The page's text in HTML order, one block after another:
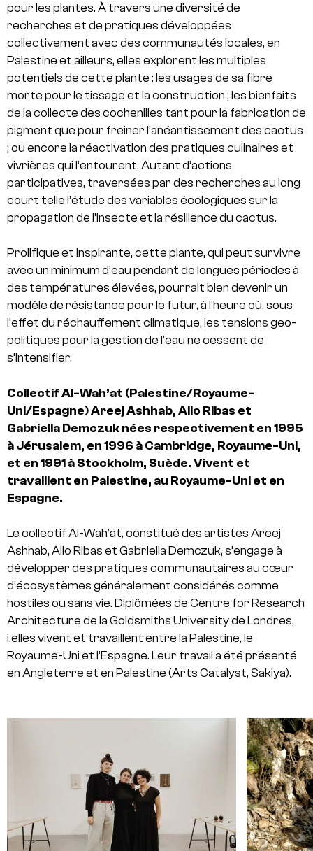
pour les plantes. À travers une diversité de
recherches et de pratiques développées
collectivement avec des communautés locales, en
Palestine et ailleurs, elles explorent les multiples
potentiels de cette plante : les usages de sa fibre
morte pour le tissage et la construction ; les bienfaits
de la collecte des cochenilles tant pour la fabrication de
pigment que pour freiner l’anéantissement des cactus
; ou encore la réactivation des pratiques culinaires et
vivrières qui l’entourent. Autant d’actions
participatives, traversées par des recherches au long
court telle l’étude des variables écologiques sur la
propagation de l’insecte et la résilience du cactus.
Prolifique et inspirante, cette plante, qui peut survivre
avec un minimum d’eau pendant de longues périodes à
des températures élevées, pourrait bien devenir un
modèle de résistance pour le futur, à l’heure où, sous
l’effet du réchauffement climatique, les tensions geo-
politiques pour la gestion de l’eau ne cessent de
s’intensifier.
Collectif Al-Wah’at (Palestine/Royaume-
Uni/Espagne)Areej Ashhab, Ailo Ribas et
Gabriella Demczuk nées respectivement en 1995
à Jérusalem, en 1996 à Cambridge, Royaume-Uni,
et en 1991 à Stockholm, Suède. Vivent et
travaillent en Palestine, au Royaume-Uni et en
Espagne.
Le collectif Al-Wah’at, constitué des artistes Areej
Ashhab, Ailo Ribas et Gabriella Demczuk, s’engage à
développer des pratiques communautaires au cœur
d’écosystèmes généralement considérés comme
hostiles ou sans vie. Diplômées de Centre for Research
Architecture de la Goldsmiths University de Londres,
i.elles vivent et travaillent entre la Palestine, le
Royaume-Uni et l’Espagne. Leur travail a été présenté
en Angleterre et en Palestine (Arts Catalyst, Sakiya).